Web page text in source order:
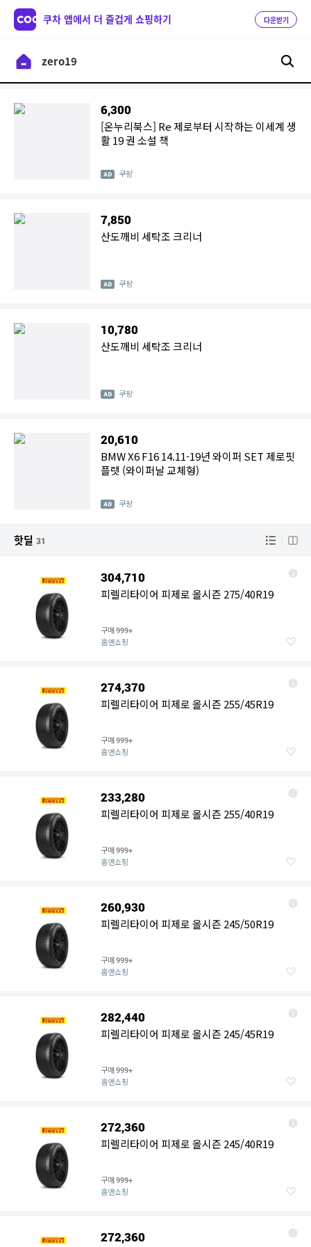
쿠차 앱에서 더 즐겁게 쇼핑하기 다운받기
6,300
[온누리북스] Re 제로부터 시작하는 이세계 생
활 19 권 소설 책
쿠팡
7,850
산도깨비 세탁조 크리너
쿠팡
10,780
산도깨비 세탁조 크리너
쿠팡
20,610
BMW X6 F16 14.11-19년 와이퍼 SET 제로핏
플랫 (와이퍼날 교체형)
쿠팡
핫딜 31
304,710
피렐리타이어 피제로 올시즌 275/40R19
구매999+
홈앤쇼핑
274,370
피렐리타이어 피제로 올시즌 255/45R19
구매999+
홈앤쇼핑
233,280
피렐리타이어 피제로 올시즌 255/40R19
구매999+
홈앤쇼핑
260,930
피렐리타이어 피제로 올시즌 245/50R19
구매999+
홈앤쇼핑
282,440
피렐리타이어 피제로 올시즌 245/45R19
구매999+
홈앤쇼핑
272,360
피렐리타이어 피제로 올시즌 245/40R19
구매999+
홈앤쇼핑
272,360